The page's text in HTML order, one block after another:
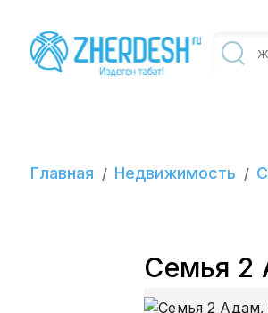
Главная / Недвижимость /
Семья 2